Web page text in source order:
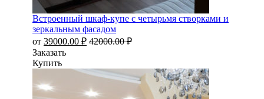
Встроенный шкаф-купе с четырьмя створками и
зеркальным фасадом
от 39000.00 ₽ 42000.00₽
Заказать
Купить